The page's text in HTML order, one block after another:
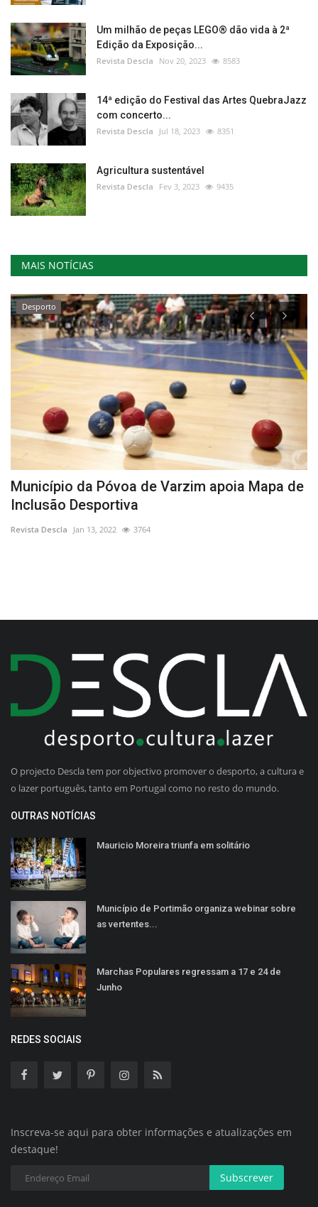
Um milhão de peças LEGO® dão vida à 2ª
Edição da Exposição...
Revista Descla Nov 20, 2023 8583
14ª edição do Festival das Artes QuebraJazz
com concerto...
Revista Descla Jul 18, 2023 8351
Agricultura sustentável
Revista Descla Fev 3, 2023 9435
MAIS NOTÍCIAS
Desporto
Município da Póvoa de Varzim apoia Mapa de
Inclusão Desportiva
Revista Descla Jan 13, 2022 3764
O projecto Descla tem por objectivo promover o desporto, a cultura e
o lazer português, tanto em Portugal como no resto do mundo.
OUTRAS NOTÍCIAS
Mauricio Moreira triunfa em solitário
Município de Portimão organiza webinar sobre
as vertentes...
Marchas Populares regressam a 17 e 24 de
Junho
REDES SOCIAIS
Inscreva-se aqui para obter informações e atualizações em
destaque!
Subscrever